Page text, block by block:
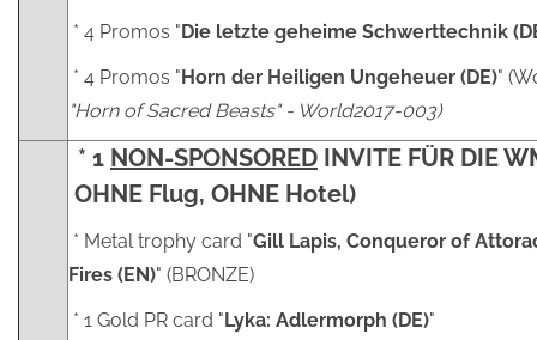
* 4 Promos " Die letzte geheime Schwerttechnik
* 4 Promos " Horn der Heiligen Ungeheuer (DE)"
"Horn of Sacred Beasts" - World2017-003)
* 1 NON-SPONSORED INVITE FÜR DIE
OHNE Flug, OHNE Hotel)
* Metal trophy card "Gill Lapis, Conqueror of
Fires (EN)" (BRONZE)
* 1 Gold PR card " Lyka: Adlermorph (DE)"